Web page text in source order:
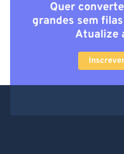
Quer
grandes sem
Atualize